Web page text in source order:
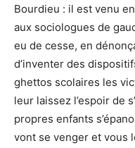
Bourdieu : il est venu
aux sociologues de
eu de cesse, en
d’inventer des
ghettos scolaires les
leur laissez l’espoir de
propres enfants
vont se venger et vous